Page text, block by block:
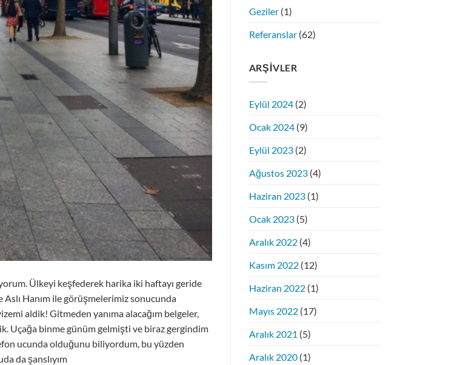
Ülkeyi keşfederek harika iki haftayı geride
Aslı Hanım ile görüşmelerimiz sonucunda
aldik! Gitmeden yanıma alacağım belgeler,
Uçağa binme günüm gelmişti ve biraz gergindim
ucunda olduğunu biliyordum, bu yüzden
da şanslıyım
Geziler(1)
Referanslar(62)
ARŞIVLER
Eylül 2024(2)
Ocak 2024(9)
Eylül 2023(2)
Ağustos 2023(4)
Haziran 2023(1)
Ocak 2023(5)
Aralık 2022(4)
Kasım 2022(12)
Haziran 2022(1)
Mayıs 2022(17)
Aralık 2021 (5)
Aralık 2020(1)